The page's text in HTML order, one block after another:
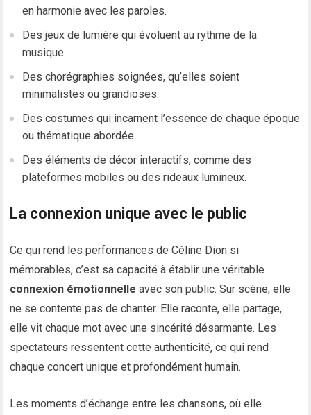
en harmonie avec les paroles.
Des jeux de lumière qui évoluent au rythme de la
musique.
Des chorégraphies soignées, qu’elles soient
minimalistes ou grandioses.
Des costumes qui incarnent l’essence de chaque époque
ou thématique abordée.
Des éléments de décor interactifs, comme des
plateformes mobiles ou des rideaux lumineux.
La connexion unique avec le public
Ce qui rend les performances de Céline Dion si
mémorables, c’est sa capacité à établir une véritable
connexion émotionnelle avec son public. Sur scène, elle
ne se contente pas de chanter. Elle raconte, elle partage,
elle vit chaque mot avec une sincérité désarmante. Les
spectateurs ressentent cette authenticité, ce qui rend
chaque concert unique et profondément humain.
Les moments d’échange entre les chansons, où elle